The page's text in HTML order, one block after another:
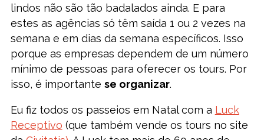
lindos não são tão badalados ainda. E para
estes as agências só têm saída 1 ou 2 vezes na
semana e em dias da semana específicos. Isso
porque as empresas dependem de um número
mínimo de pessoas para oferecer os tours. Por
isso, é importante se organizar.
Eu fiz todos os passeios em Natal com a Luck
Receptivo (que também vende os tours no site